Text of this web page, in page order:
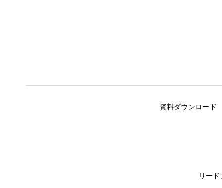
資料ダウンロード
リー